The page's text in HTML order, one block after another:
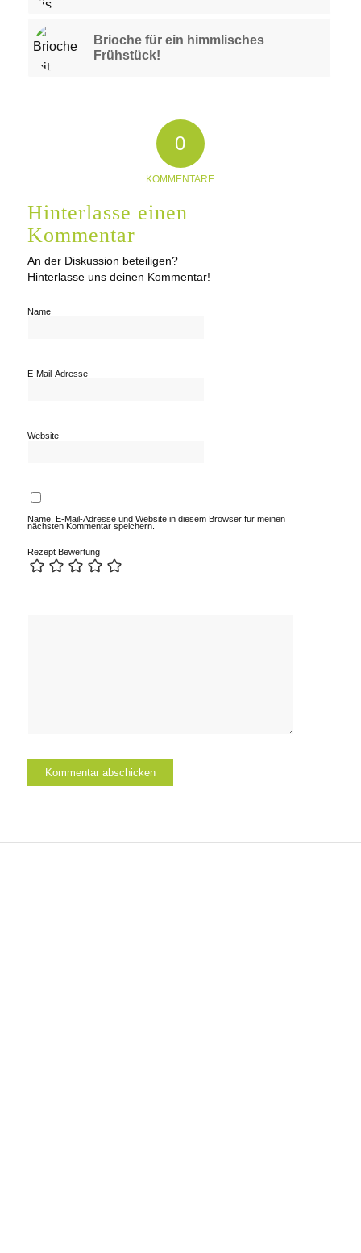
Brioche für ein himmlisches
Frühstück!
0
KOMMENTARE
Hinterlasse einen
Kommentar
An der Diskussion beteiligen?
Hinterlasse uns deinen Kommentar!
Name
E-Mail-Adresse
Website
Name, E-Mail-Adresse und Website in diesem Browser für meinen
nächsten Kommentar speichern.
Rezept Bewertung